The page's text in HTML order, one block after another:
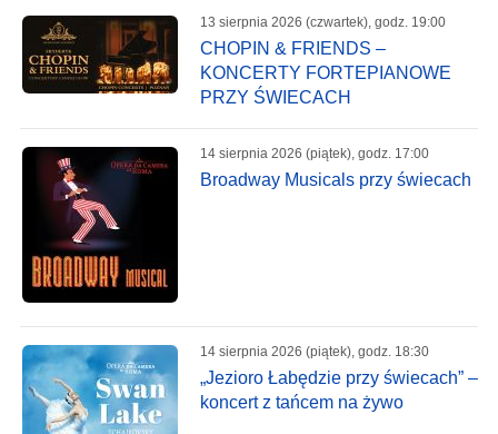
13 sierpnia 2026 (czwartek), godz. 19:00
CHOPIN & FRIENDS –
KONCERTY FORTEPIANOWE
PRZY ŚWIECACH
14 sierpnia 2026 (piątek), godz. 17:00
Broadway Musicals przy świecach
14 sierpnia 2026 (piątek), godz. 18:30
„Jezioro Łabędzie przy świecach” –
koncert z tańcem na żywo